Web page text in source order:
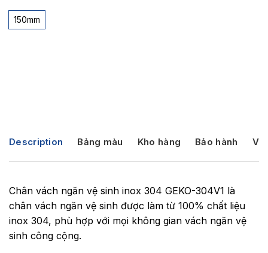
150mm
Description Bảng màu Kho hàng Bảo hành
Chân vách ngăn vệ sinh inox 304 GEKO-304V1 là
chân vách ngăn vệ sinh được làm từ 100% chất liệu
inox 304, phù hợp với mọi không gian vách ngăn vệ
sinh công cộng.